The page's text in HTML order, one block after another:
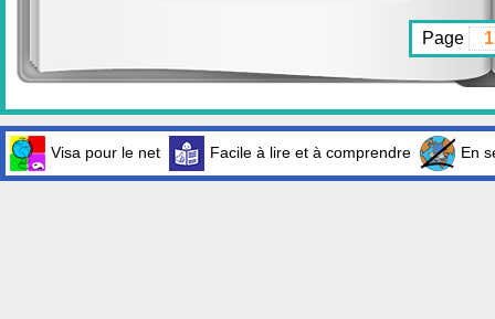
Page
Visa pour le net Facile à lire et à comprendre En